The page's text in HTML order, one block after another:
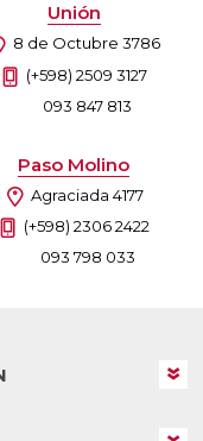
Unión
8 de Octubre 3786
(+598) 2509 3127
093 847 813
Paso Molino
Agraciada 4177
(+598) 2306 2422
093 798 033